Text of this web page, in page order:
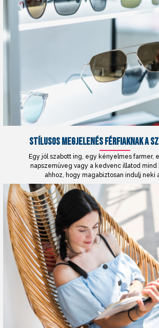
STÍLUSOS MEGJELENÉS FÉRFIAKNAK A
Egy jól szabott ing, egy kényelmes farmer,
napszemüveg vagy a kedvenc illatod mind
ahhoz, hogy magabiztosan indulj neki